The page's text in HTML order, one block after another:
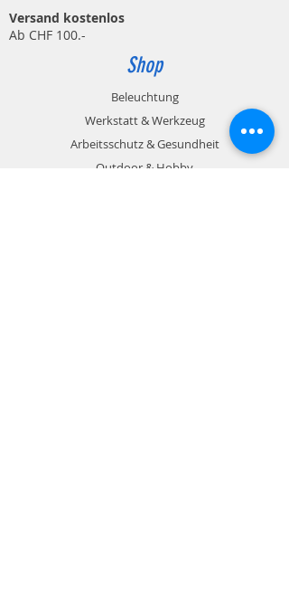
Versand kostenlos
Ab CHF 100.-
Shop
Beleuchtung
Werkstatt & Werkzeug
Arbeitsschutz & Gesundheit
Outdoor & Hobby